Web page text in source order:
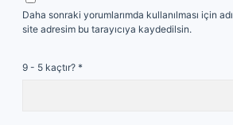
Daha sonraki yorumlarımda kullanılması için
site adresim bu tarayıcıya kaydedilsin.
9 - 5 kaçtır? *